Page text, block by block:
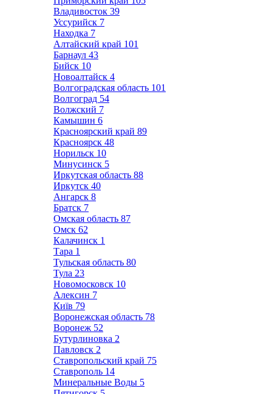
Владивосток 39
Уссурийск 7
Находка 7
Алтайский край 101
Барнаул 43
Бийск 10
Новоалтайск 4
Волгоградская область 101
Волгоград 54
Волжский 7
Камышин 6
Красноярский край 89
Красноярск 48
Норильск 10
Минусинск 5
Иркутская область 88
Иркутск 40
Ангарск 8
Братск 7
Омская область 87
Омск 62
Калачинск 1
Тара 1
Тульская область 80
Тула 23
Новомосковск 10
Алексин 7
Київ 79
Воронежская область 78
Воронеж 52
Бутурлиновка 2
Павловск 2
Ставропольский край 75
Ставрополь 14
Минеральные Воды 5